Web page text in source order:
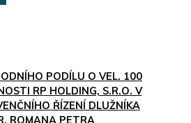
PODÍLU O VEL. 100
RP HOLDING, S.R.O. V
ŘÍZENÍ DLUŽNÍKA